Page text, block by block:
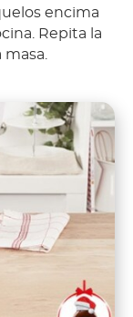
encima
Repita la